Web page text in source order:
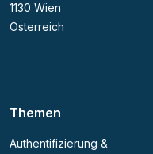
1130 Wien
Österreich
Themen
Authentifizierung &